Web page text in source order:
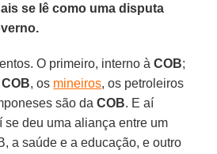
se lê como uma disputa
O primeiro, interno àCOB;
COB, os mineiros, os petroleiros
são daCOB. E aí
se deu uma aliança entre um
a saúde e a educação, e outro